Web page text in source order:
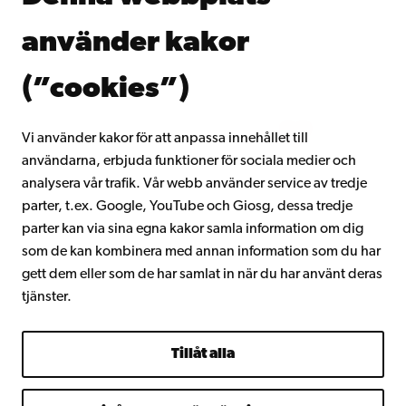
använder kakor
(”cookies”)
Vi använder kakor för att anpassa innehållet till
användarna, erbjuda funktioner för sociala medier och
analysera vår trafik. Vår webb använder service av tredje
parter, t.ex. Google, YouTube och Giosg, dessa tredje
parter kan via sina egna kakor samla information om dig
som de kan kombinera med annan information som du har
gett dem eller som de har samlat in när du har använt deras
tjänster.
Tillåt alla
Gå med i Åbo Akademis alumnnätverk
Intranätet
Facebook InstagramYouTube LinkedIn Blog Snapchat